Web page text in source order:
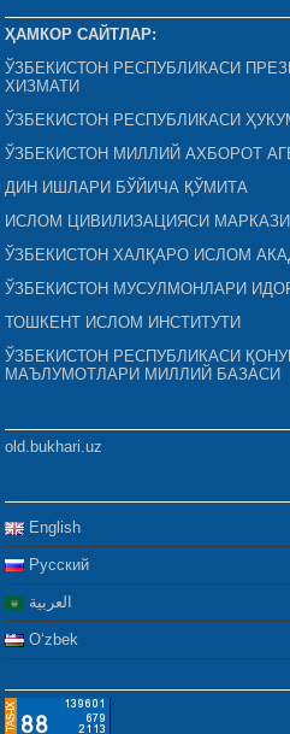
ҲАМКОР САЙТЛАР:
ЎЗБЕКИСТОН РЕСПУБЛИКАСИ
ХИЗМАТИ
ЎЗБЕКИСТОН РЕСПУБЛИКАСИ
ЎЗБЕКИСТОН МИЛЛИЙ АХБОРОТ
ДИН ИШЛАРИ БЎЙИЧА ҚЎМИТА
ИСЛОМ ЦИВИЛИЗАЦИЯСИ МАРКАЗИ
ЎЗБЕКИСТОН ХАЛҚАРО ИСЛОМ
ЎЗБЕКИСТОН МУСУЛМОНЛАРИ
ТОШКЕНТ ИСЛОМ ИНСТИТУТИ
ЎЗБЕКИСТОН РЕСПУБЛИКАСИ
МАЪЛУМОТЛАРИ МИЛЛИЙ БАЗАСИ
old.bukhari.uz
English
Русский
العربية
Oʻzbek